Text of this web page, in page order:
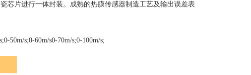
芯片进行一体封装。成熟的热膜传感器制造工艺及输出误差表
50m/s;0-60m/s0-70m/s;0-100m/s;